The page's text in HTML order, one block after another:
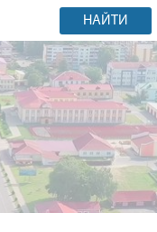
НАЙТИ